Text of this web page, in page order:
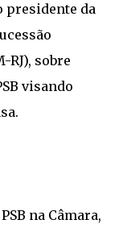
presidente da
RJ), sobre
visando
na Câmara,